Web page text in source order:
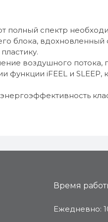
полный спектр
блока,
воздушного потока,
функции iFEEL и SLEEP,
Время
Ежедневно: